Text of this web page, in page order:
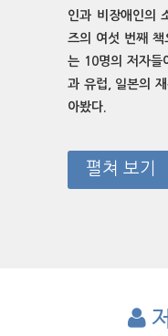
인과 비장애인의
즈의 여섯 번째
는 10명의 저자들
과 유럽, 일본의
아봤다.
펼쳐 보기